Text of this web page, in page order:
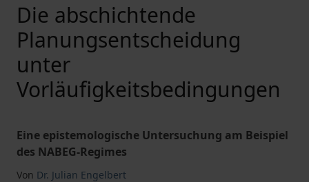
Die abschichtende
Planungsentscheidung
unter
Vorläufigkeitsbedingungen
Eine epistemologische Untersuchung am Beispiel
des NABEG-Regimes
Von Dr. Julian Engelbert